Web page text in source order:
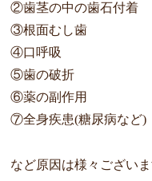
②歯茎の中の歯石付着
③根面むし歯
④口呼吸
⑤歯の破折
⑥薬の副作用
⑦全身疾患(糖尿病など)
など原因は様々ございま